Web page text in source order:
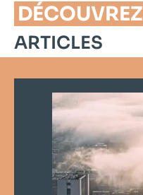
DÉCOUVREZ
ARTICLES